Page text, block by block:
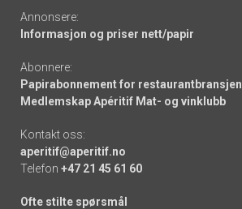
Annonsere:
Informasjon og priser nett/papir
Abonnere:
Papirabonnement for restaurantbransjen
Medlemskap Apéritif Mat- og vinklubb
Kontakt oss:
aperitif@aperitif.no
Telefon +47 21 45 61 60
Ofte stilte spørsmål